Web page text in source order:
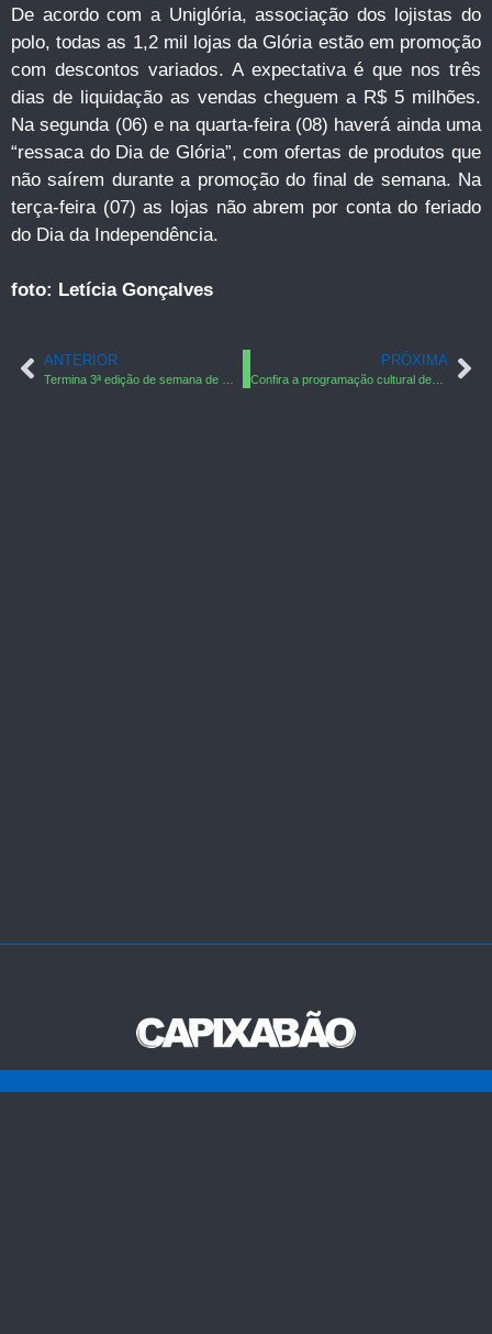
De acordo com a Uniglória, associação dos lojistas do
polo, todas as 1,2 mil lojas da Glória estão em promoção
com descontos variados. A expectativa é que nos três
dias de liquidação as vendas cheguem a R$ 5 milhões.
Na segunda (06) e na quarta-feira (08) haverá ainda uma
“ressaca do Dia de Glória”, com ofertas de produtos que
não saírem durante a promoção do final de semana. Na
terça-feira (07) as lojas não abrem por conta do feriado
do Dia da Independência.
foto: Letícia Gonçalves
ANTERIOR PRÓXIMA
Confira a programação cultural deste feriadão no Estado!